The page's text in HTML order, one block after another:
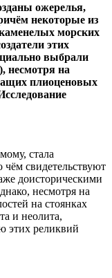
ожерелья,
некоторые из
морских
этих
выбрали
несмотря на
плиоценовых
стала
свидетельствуют
доисторическими
несмотря на
на стоянках
и неолита,
этих реликвий